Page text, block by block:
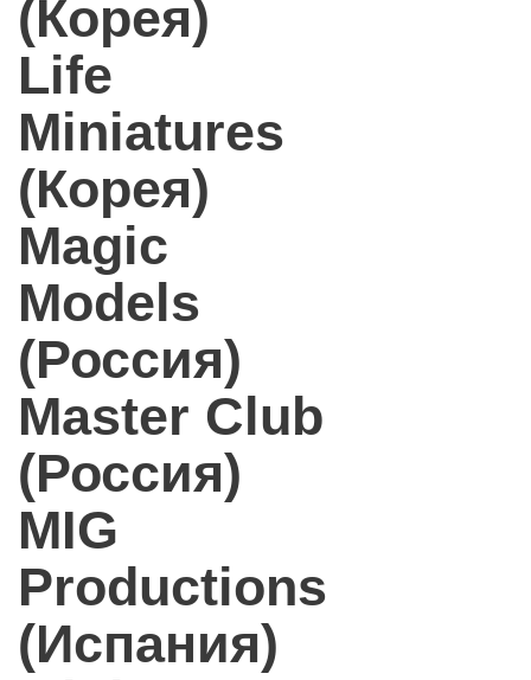
(Корея)
Life
Miniatures
(Корея)
Magic
Models
(Россия)
Master Club
(Россия)
MIG
Productions
(Испания)